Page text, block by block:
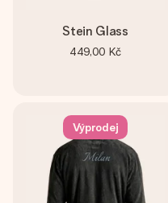
Stein Glass
449,00 Kč
Výprodej